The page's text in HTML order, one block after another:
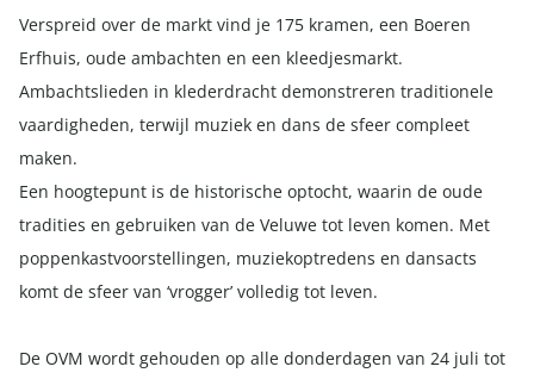
Verspreid over de markt vind je 175 kramen, een Boeren
Erfhuis, oude ambachten en een kleedjesmarkt.
Ambachtslieden in klederdracht demonstreren traditionele
vaardigheden, terwijl muziek en dans de sfeer compleet
maken.
Een hoogtepunt is de historische optocht, waarin de oude
tradities en gebruiken van de Veluwe tot leven komen. Met
poppenkastvoorstellingen, muziekoptredens en dansacts
komt de sfeer van ‘vrogger’ volledig tot leven.
De OVM wordt gehouden op alle donderdagen van 24 juli tot